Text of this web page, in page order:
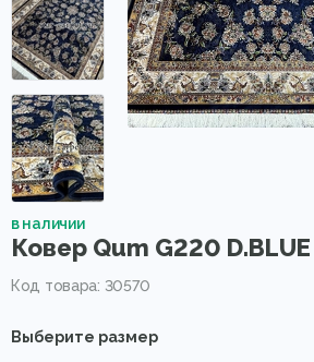
в наличии
Ковер Qum G220 D.BLUE
Код товара: 30570
Выберите размер